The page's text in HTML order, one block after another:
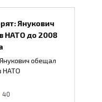
Янукович
НАТО до 2008
обещал
НАТО
40